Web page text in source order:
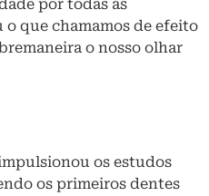
por todas as
o que chamamos de efeito
o nosso olhar
os estudos
os primeiros dentes